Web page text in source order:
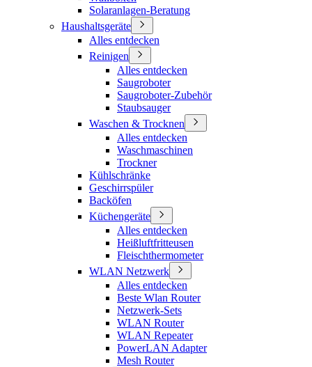
Solaranlagen-Beratung
Haushaltsgeräte
Alles entdecken
Reinigen
Alles entdecken
Saugroboter
Saugroboter-Zubehör
Staubsauger
Waschen & Trocknen
Alles entdecken
Waschmaschinen
Trockner
Kühlschränke
Geschirrspüler
Backöfen
Küchengeräte
Alles entdecken
Heißluftfritteusen
Fleischthermometer
WLAN Netzwerk
Alles entdecken
Beste Wlan Router
Netzwerk-Sets
WLAN Router
WLAN Repeater
PowerLAN Adapter
Mesh Router